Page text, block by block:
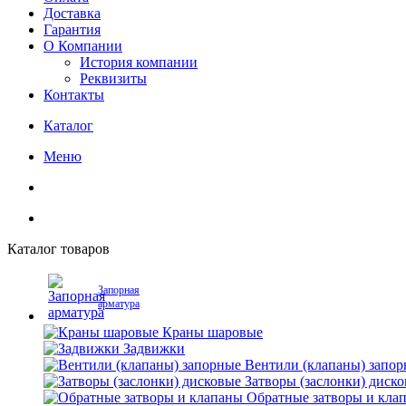
Доставка
Гарантия
О Компании
История компании
Реквизиты
Контакты
Каталог
Меню
Каталог товаров
Запорная
арматура
Краны шаровые
Задвижки
Вентили (клапаны)
Затворы (заслонки)
Обратные затворы и